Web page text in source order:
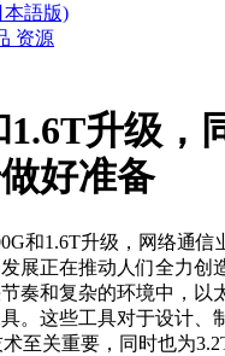
本語版)
资源
1.6T升级，
好准备
和1.6T升级 ，网络通信
展正在推动人们全力创
奏和复杂的环境中，以
。这些工具对于设计、
术至关重要，同时也为